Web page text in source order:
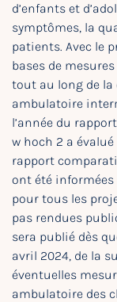
d’enfants et
symptômes, la
patients. Avec le
bases de
tout au long de
ambulatoire
l’année du
w hoch 2 a
rapport
ont été
pour tous les
pas rendues
sera publié dès
avril 2024, de la
éventuelles
ambulatoire des